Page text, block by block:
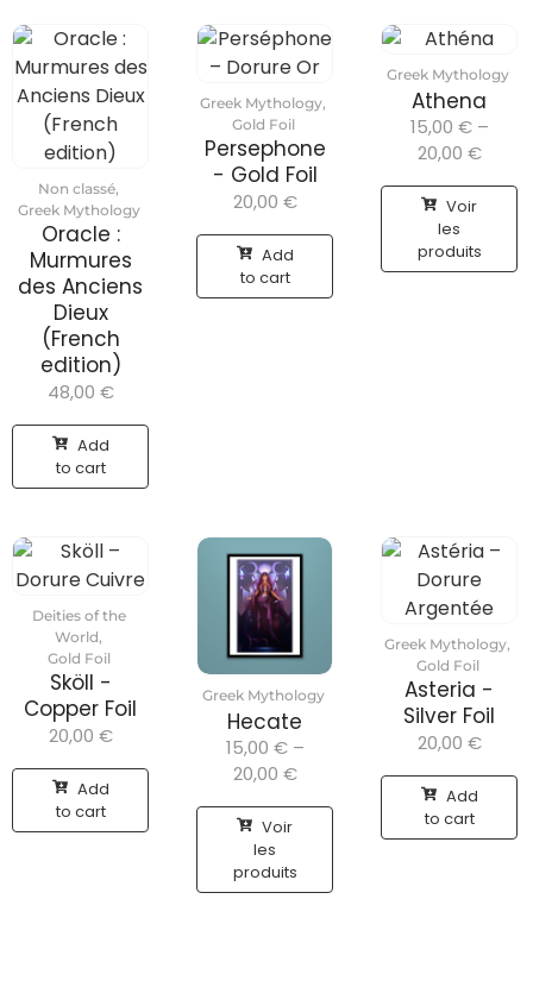
Non classé,
Greek Mythology
Oracle :
Murmures
des Anciens
Dieux
(French
edition)
48,00 €
Add
to cart
Greek Mythology,
Gold Foil
Persephone
- Gold Foil
20,00 €
Add
to cart
Greek Mythology
Athena
15,00 € –
20,00 €
Voir
les
produits
Deities of the
World,
Gold Foil
Sköll -
Copper Foil
20,00 €
Add
to cart
Greek Mythology
Hecate
15,00 € –
20,00 €
Voir
les
produits
Greek Mythology,
Gold Foil
Asteria -
Silver Foil
20,00 €
Add
to cart